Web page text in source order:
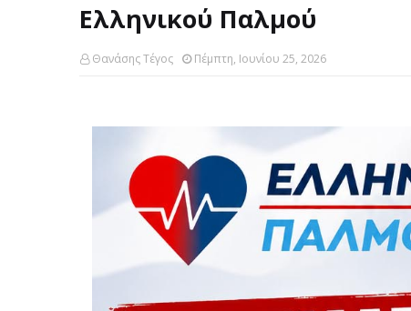
Ελληνικού Παλμού
Θανάσης Τέγος Πέμπτη, Ιουνίου 25, 2026